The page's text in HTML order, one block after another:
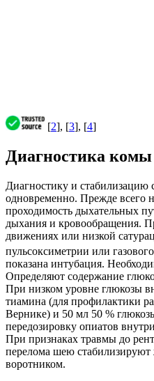
[2], [3], [4]
Диагностика комы
Диагностику и стабилизацию
одновременно. Прежде всего
проходимость дыхательных
дыхания и кровообращения.
движениях или низкой
пульсоксиметрии или
показана интубация.
Определяют содержание
При низком уровне глюкозы
тиамина (для профилактики
Вернике) и 50 мл 50 %
передозировку опиатов
При признаках травмы до
перелома шею
воротником.